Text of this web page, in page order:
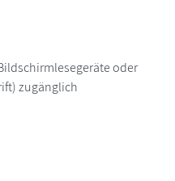
oder
zugänglich